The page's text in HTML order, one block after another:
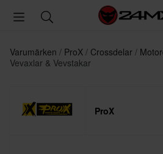
Varumärken ProX Crossdelar
Vevaxlar & Vevstakar
ProX